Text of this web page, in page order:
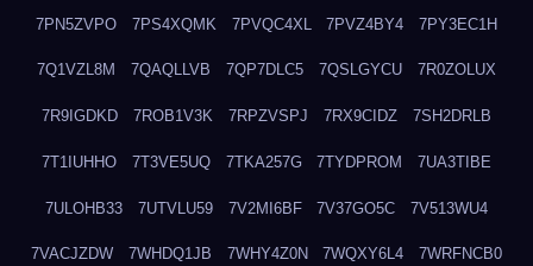
7PN5ZVPO 7PS4XQMK 7PVQC4XL 7PVZ4BY4 7PY3EC1H
7Q1VZL8M 7QAQLLVB 7QP7DLC5 7QSLGYCU 7R0ZOLUX
7R9IGDKD 7ROB1V3K 7RPZVSPJ 7RX9CIDZ 7SH2DRLB
7T1IUHHO 7T3VE5UQ 7TKA257G 7TYDPROM 7UA3TIBE
7ULOHB33 7UTVLU59 7V2MI6BF 7V37GO5C 7V513WU4
7VACJZDW 7WHDQ1JB 7WHY4Z0N 7WQXY6L4 7WRFNCB0